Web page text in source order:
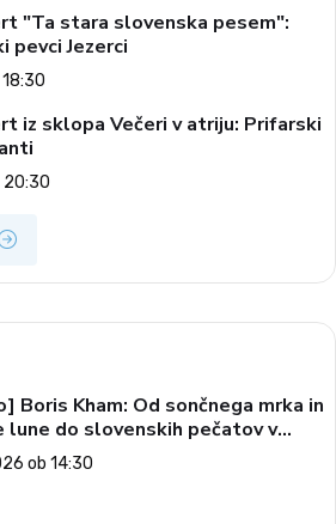
"Ta stara slovenska pesem":
pevci Jezerci
iz sklopa Večeri v atriju: Prifarski
20:30
Boris Kham: Od sončnega mrka in
lune do slovenskih pečatov v
(Vroča tema, 2. 8. 2026)
ob 14:30